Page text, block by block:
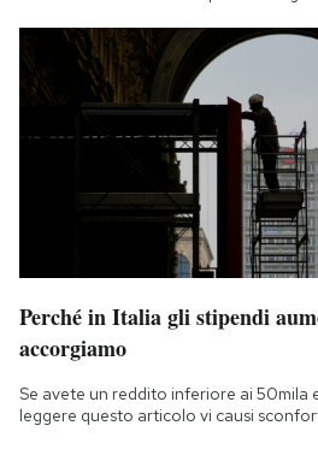
Perché in Italia gli stipendi
accorgiamo
Se avete un reddito inferiore ai 50mila
leggere questo articolo vi causi